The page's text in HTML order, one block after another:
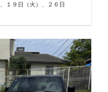
１９日（火）、２６日